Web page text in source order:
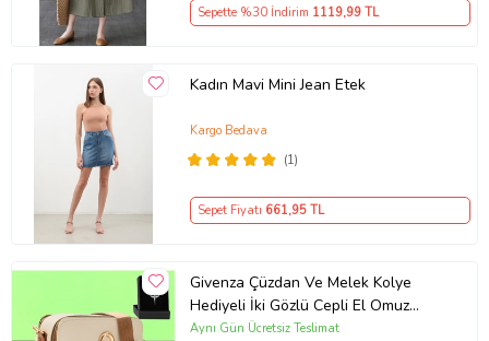
Sepette %30 İndirim 1119,99 TL
Kadın Mavi Mini Jean Etek
(1)
Kargo Bedava
Sepet Fiyatı 661,95 TL
Givenza Çüzdan Ve Melek Kolye
Hediyeli İki Gözlü Cepli El Omuz
Çanta (Krem)
Aynı Gün Ücretsiz Teslimat